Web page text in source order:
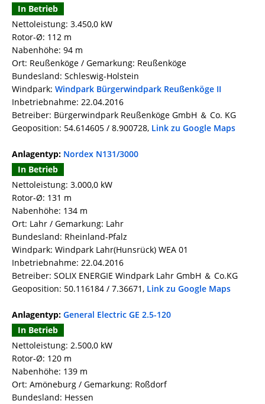
In Betrieb
Nettoleistung: 3.450,0 kW
Rotor-Ø: 112 m
Nabenhöhe: 94 m
Ort: Reußenköge / Gemarkung: Reußenköge
Bundesland: Schleswig-Holstein
Windpark: Windpark Bürgerwindpark Reußenköge II
Inbetriebnahme: 22.04.2016
Betreiber: Bürgerwindpark Reußenköge GmbH ＆ Co. KG
Geoposition: 54.614605 / 8.900728, Link zu Google Maps
Anlagentyp: Nordex N131/3000
In Betrieb
Nettoleistung: 3.000,0 kW
Rotor-Ø: 131 m
Nabenhöhe: 134 m
Ort: Lahr / Gemarkung: Lahr
Bundesland: Rheinland-Pfalz
Windpark: Windpark Lahr(Hunsrück) WEA 01
Inbetriebnahme: 22.04.2016
Betreiber: SOLIX ENERGIE Windpark Lahr GmbH ＆ Co.KG
Geoposition: 50.116184 / 7.36671, Link zu Google Maps
Anlagentyp: General Electric GE 2.5-120
In Betrieb
Nettoleistung: 2.500,0 kW
Rotor-Ø: 120 m
Nabenhöhe: 139 m
Ort: Amöneburg / Gemarkung: Roßdorf
Bundesland: Hessen